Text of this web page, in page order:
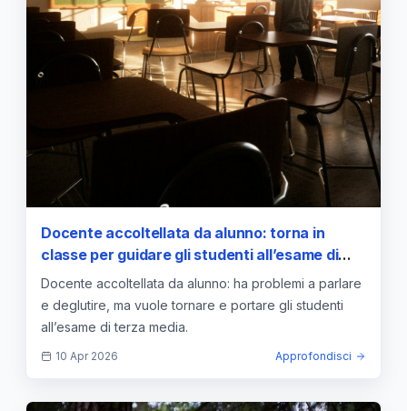
Docente accoltellata da alunno: torna in
classe per guidare gli studenti all’esame di
terza media nonostante le ferite
Docente accoltellata da alunno: ha problemi a parlare
e deglutire, ma vuole tornare e portare gli studenti
all’esame di terza media.
10 Apr 2026 Approfondisci